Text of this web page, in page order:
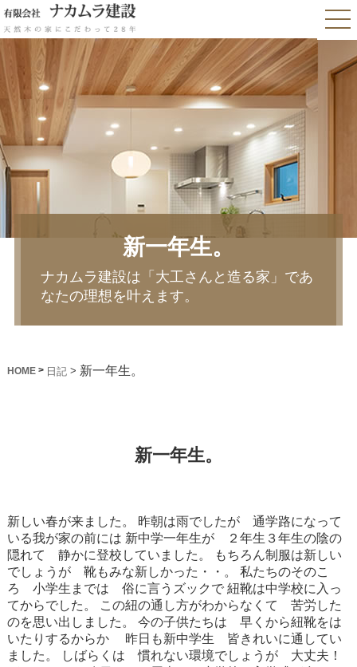
新一年生。
ナカムラ建設は「大工さんと造る家」であ
なたの理想を叶えます。
HOME> 日記 > 新一年生。
新一年生。
新しい春が来ました。
昨朝は雨でしたが 通学路になって
いる我が家の前には 新中学一年生が ２年生３年生の陰の
隠れて 静かに登校していました。
もちろん制服は新しい
でしょうが 靴もみな新しかった・・。
私たちのそのこ
ろ 小学生までは 俗に言うズックで紐靴は中学校に入っ
てからでした。
この紐の通し方がわからなくて 苦労した
のを思い出しました。
今の子供たちは 早くから紐靴をは
いたりするからか
昨日も新中学生 皆きれいに通してい
ました。
しばらくは 慣れない環境でしょうが 大丈夫！